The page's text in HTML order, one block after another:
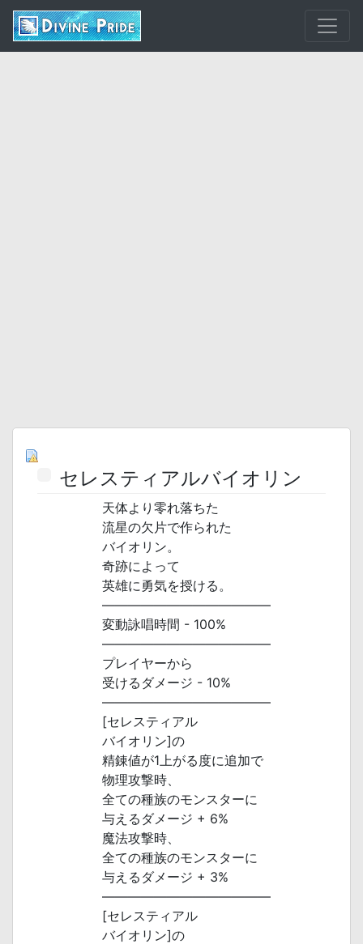
セレスティアルバイオリン
天体より零れ落ちた
流星の欠片で作られた
バイオリン。
奇跡によって
英雄に勇気を授ける。
―――――――――――――
変動詠唱時間 - 100%
―――――――――――――
プレイヤーから
受けるダメージ - 10%
―――――――――――――
[セレスティアル
バイオリン]の
精錬値が1上がる度に追加で
物理攻撃時、
全ての種族のモンスターに
与えるダメージ + 6%
魔法攻撃時、
全ての種族のモンスターに
与えるダメージ + 3%
―――――――――――――
[セレスティアル
バイオリン]の